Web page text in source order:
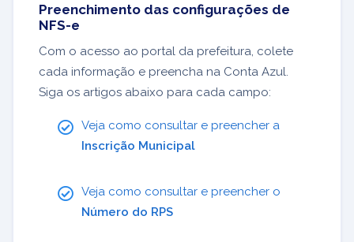
Preenchimento das configurações de
NFS-e
Com o acesso ao portal da prefeitura, colete
cada informação e preencha na Conta Azul.
Siga os artigos abaixo para cada campo:
Veja como consultar e preencher a
Inscrição Municipal
Veja como consultar e preencher o
Número do RPS